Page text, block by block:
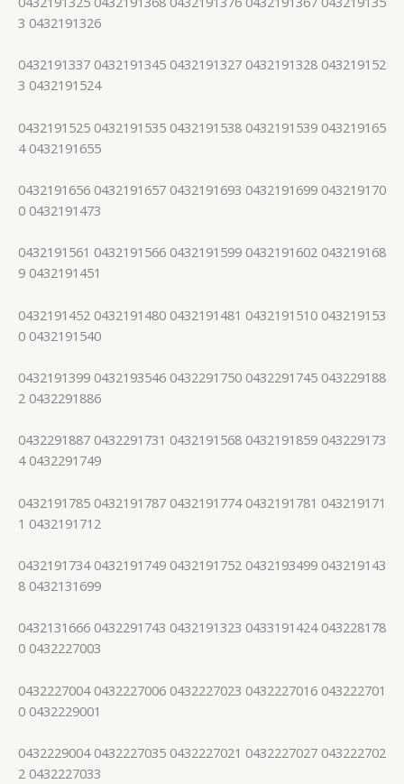
3 0432191326
0432191337 0432191345 0432191327 0432191328 043219152
3 0432191524
0432191525 0432191535 0432191538 0432191539 043219165
4 0432191655
0432191656 0432191657 0432191693 0432191699 043219170
0 0432191473
0432191561 0432191566 0432191599 0432191602 043219168
9 0432191451
0432191452 0432191480 0432191481 0432191510 043219153
0 0432191540
0432191399 0432193546 0432291750 0432291745 043229188
2 0432291886
0432291887 0432291731 0432191568 0432191859 043229173
4 0432291749
0432191785 0432191787 0432191774 0432191781 043219171
1 0432191712
0432191734 0432191749 0432191752 0432193499 043219143
8 0432131699
0432131666 0432291743 0432191323 0433191424 043228178
0 0432227003
0432227004 0432227006 0432227023 0432227016 043222701
0 0432229001
0432229004 0432227035 0432227021 0432227027 043222702
2 0432227033